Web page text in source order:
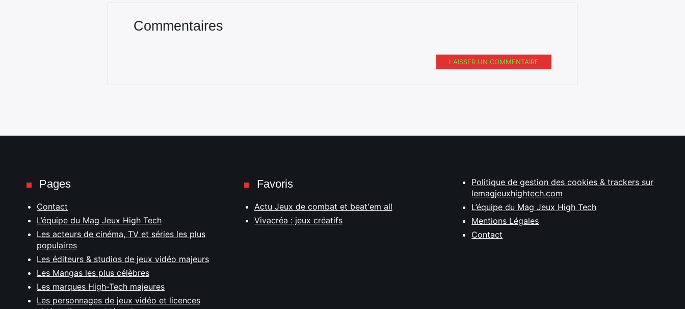
Commentaires
LAISSER UN COMMENTAIRE
Pages
Contact
L’équipe du Mag Jeux High Tech
Les acteurs de cinéma, TV et séries les plus
populaires
Les éditeurs & studios de jeux vidéo majeurs
Les Mangas les plus célèbres
Les marques High-Tech majeures
Les personnages de jeux vidéo et licences
Favoris
Actu Jeux de combat et beat'em all
Vivacréa : jeux créatifs
Politique de gestion des cookies & trackers sur
lemagjeuxhightech.com
L’équipe du Mag Jeux High Tech
Mentions Légales
Contact